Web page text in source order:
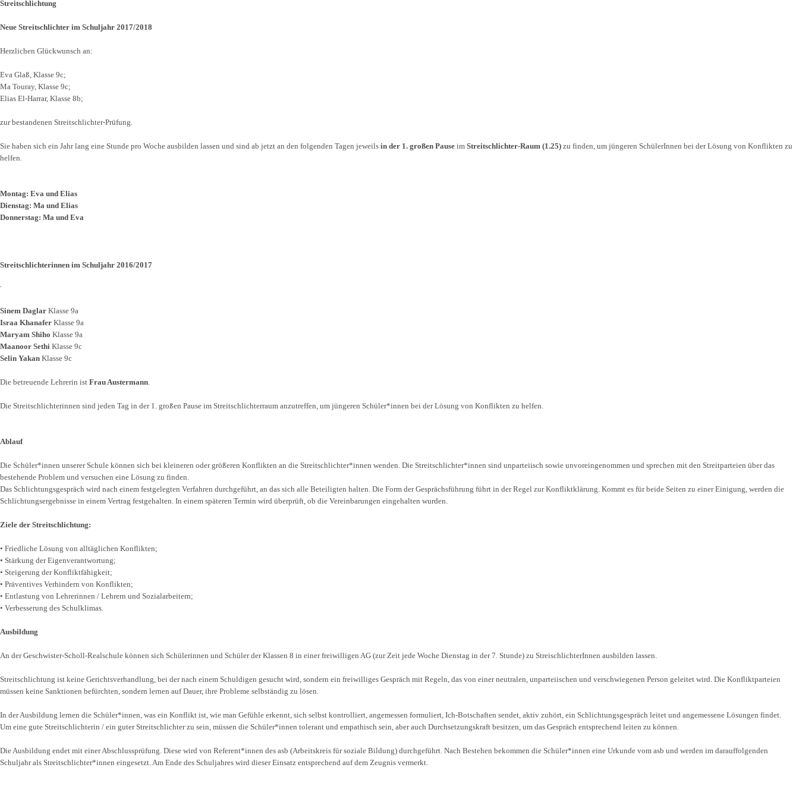
Streitschlichtung
Neue Streitschlichter im Schuljahr 2017/2018
Herzlichen Glückwunsch an:
Eva Glaß, Klasse 9c;
Ma Touray, Klasse 9c;
Elias El-Harrar, Klasse 8b;
zur bestandenen Streitschlichter-Prüfung.
Sie haben sich ein Jahr lang eine Stunde pro Woche ausbilden lassen und sind ab jetzt an den folgenden Tagen jeweils in der 1. großen Pause im Streitschlichter-Raum (1.25) zu finden, um jüngeren SchülerInnen bei der Lösung von Konflikten zu
helfen.
Montag: Eva und Elias
Dienstag: Ma und Elias
Donnerstag: Ma und Eva
Streitschlichterinnen im Schuljahr 2016/2017
Sinem Daglar Klasse 9a
Israa Khanafer Klasse 9a
Maryam Shiho Klasse 9a
Maanoor Sethi Klasse 9c
Selin Yakan Klasse 9c
Die betreuende Lehrerin ist Frau Austermann.
Die Streitschlichterinnen sind jeden Tag in der 1. großen Pause im Streitschlichterraum anzutreffen, um jüngeren Schüler*innen bei der Lösung von Konflikten zu helfen.
Ablauf
Die Schüler*innen unserer Schule können sich bei kleineren oder größeren Konflikten an die Streitschlichter*innen wenden. Die Streitschlichter*innen sind unparteiisch sowie unvoreingenommen und sprechen mit den Streitparteien über das
bestehende Problem und versuchen eine Lösung zu finden.
Das Schlichtungsgespräch wird nach einem festgelegten Verfahren durchgeführt, an das sich alle Beteiligten halten. Die Form der Gesprächsführung führt in der Regel zur Konfliktklärung. Kommt es für beide Seiten zu einer Einigung, werden die
Schlichtungsergebnisse in einem Vertrag festgehalten. In einem späteren Termin wird überprüft, ob die Vereinbarungen eingehalten wurden.
Ziele der Streitschlichtung:
• Friedliche Lösung von alltäglichen Konflikten;
• Stärkung der Eigenverantwortung;
• Steigerung der Konfliktfähigkeit;
• Präventives Verhindern von Konflikten;
• Entlastung von Lehrerinnen / Lehrern und Sozialarbeitern;
• Verbesserung des Schulklimas.
Ausbildung
An der Geschwister-Scholl-Realschule können sich Schülerinnen und Schüler der Klassen 8 in einer freiwilligen AG (zur Zeit jede Woche Dienstag in der 7. Stunde) zu StreischlichterInnen ausbilden lassen.
Streitschlichtung ist keine Gerichtsverhandlung, bei der nach einem Schuldigen gesucht wird, sondern ein freiwilliges Gespräch mit Regeln, das von einer neutralen, unparteiischen und verschwiegenen Person geleitet wird. Die Konfliktparteien
müssen keine Sanktionen befürchten, sondern lernen auf Dauer, ihre Probleme selbständig zu lösen.
In der Ausbildung lernen die Schüler*innen, was ein Konflikt ist, wie man Gefühle erkennt, sich selbst kontrolliert, angemessen formuliert, Ich-Botschaften sendet, aktiv zuhört, ein Schlichtungsgespräch leitet und angemessene Lösungen findet.
Um eine gute Streitschlichterin / ein guter Streitschlichter zu sein, müssen die Schüler*innen tolerant und empathisch sein, aber auch Durchsetzungskraft besitzen, um das Gespräch entsprechend leiten zu können.
Die Ausbildung endet mit einer Abschlussprüfung. Diese wird von Referent*innen des asb (Arbeitskreis für soziale Bildung) durchgeführt. Nach Bestehen bekommen die Schüler*innen eine Urkunde vom asb und werden im darauffolgenden
Schuljahr als Streitschlichter*innen eingesetzt. Am Ende des Schuljahres wird dieser Einsatz entsprechend auf dem Zeugnis vermerkt.